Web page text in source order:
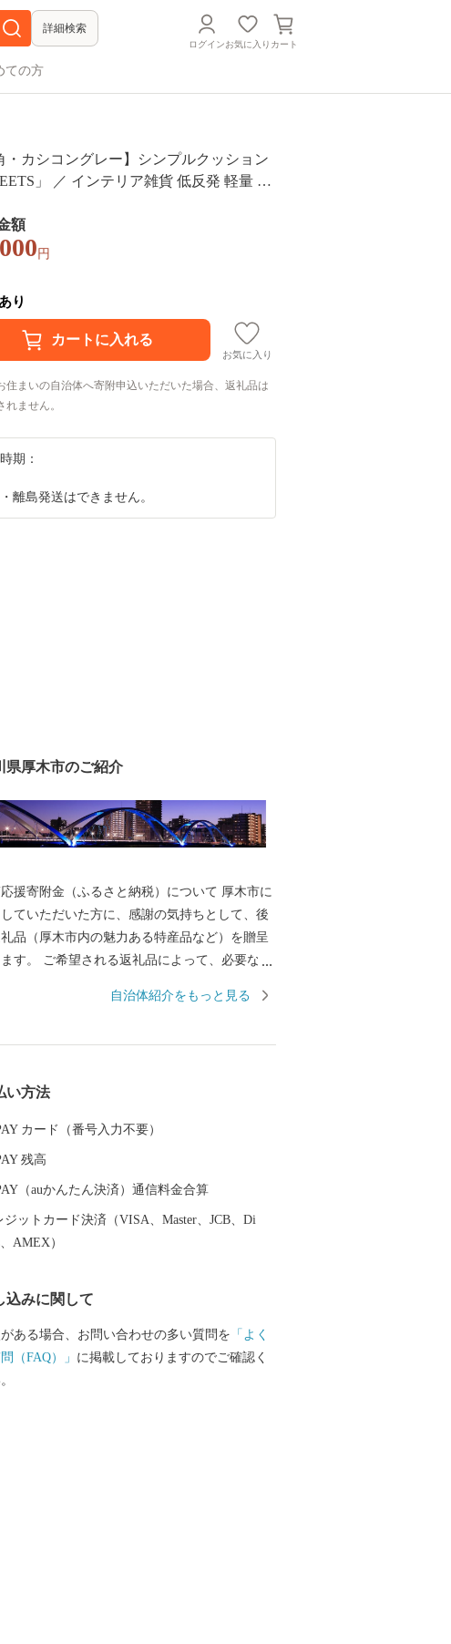
詳細検索
ログインお気に入り カート
ての方
・カシコングレー】シンプルクッション
」 ／ インテリア雑貨 低反発 軽量 収
額
円
り
お気に入り
住まいの自治体へ寄附申込いただいた場合、返礼品は
れません。
期：
離島発送はできません。
県厚木市のご紹介
援寄附金（ふるさと納税）について 厚木市に
ていただいた方に、感謝の気持ちとして、後
礼品（厚木市内の魅力ある特産品など）を贈呈
す。 ご希望される返礼品によって、必要な寄
の選択は、20品までとさせていただきます。
返礼品を受け取れなかった場合、権利放棄と
supports.com」のメールアドレスにご
ださい。 ※返礼品の送付のため、寄附をしてい
た方の、御住所、お名前、電話番号を返礼品送
ジです。 ※書類につきましては圧着はがきの
自治体紹介をもっと見る
い方法
カード（番号入力不要）
残高
（auかんたん決済）通信料金合算
ジットカード決済（VISA、Master、JCB、Di
AMEX）
込みに関して
ある場合、お問い合わせの多い質問を 「よく
（FAQ）」 に掲載しておりますのでご確認く